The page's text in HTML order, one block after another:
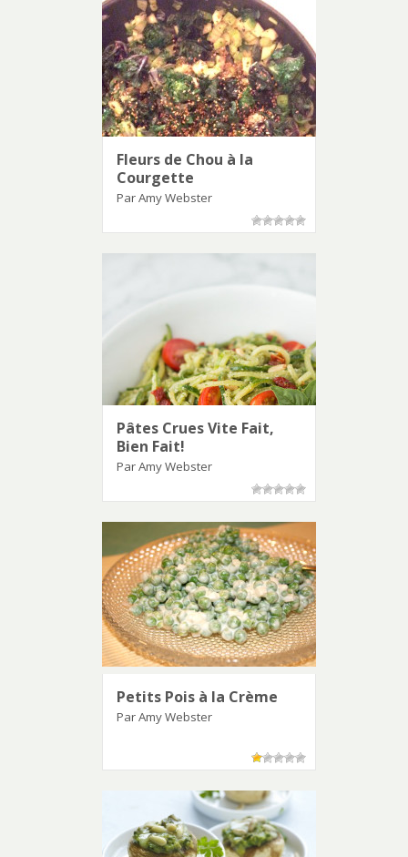
Fleurs de Chou à la
Courgette
Par Amy Webster
Pâtes Crues Vite Fait,
Bien Fait!
Par Amy Webster
Petits Pois à la Crème
Par Amy Webster